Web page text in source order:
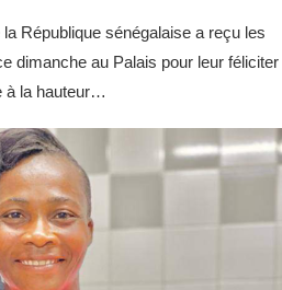
République sénégalaise a reçu les
dimanche au Palais pour leur féliciter
à la hauteur…